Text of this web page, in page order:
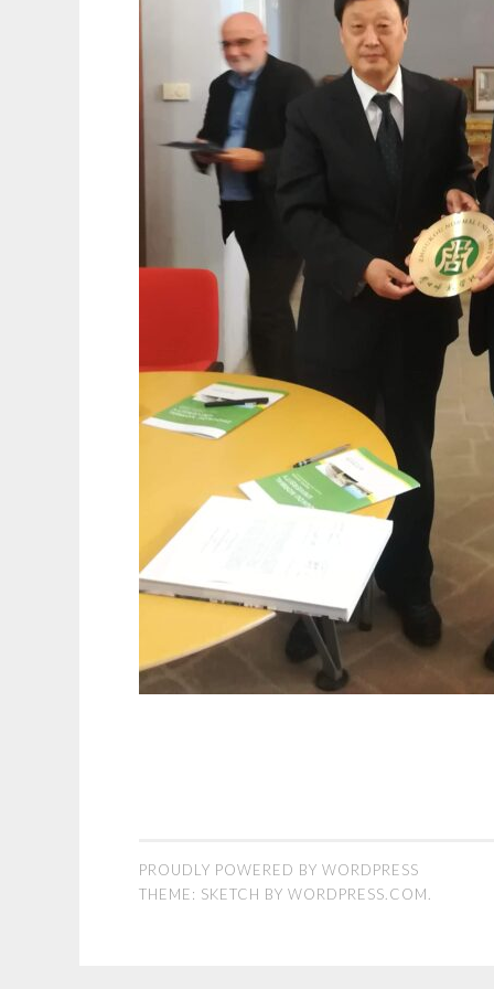
PROUDLY POWERED BY WORDPRESS
THEME: SKETCH BY WORDPRESS.COM.